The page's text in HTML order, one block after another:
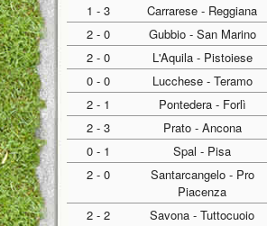
1 - 3
Carrarese - Reggiana
2 - 0
Gubbio - San Marino
2 - 0
L'Aquila - Pistoiese
0 - 0
Lucchese - Teramo
2 - 1
Pontedera - Forlì
2 - 3
Prato - Ancona
0 - 1
Spal - Pisa
2 - 0
Santarcangelo - Pro
Piacenza
2 - 2 Savona - Tuttocuoio